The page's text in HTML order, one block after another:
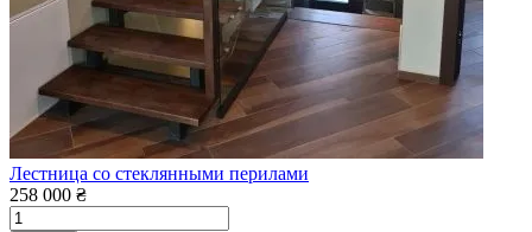
Лестница со стеклянными перилами
258 000 ₴